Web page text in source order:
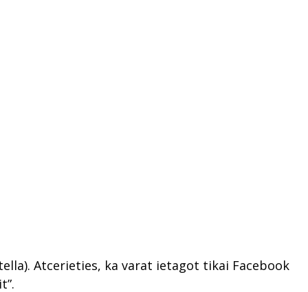
Atcerieties, ka varat ietagot tikai Facebook